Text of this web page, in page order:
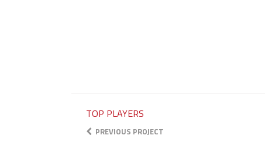
TOP PLAYERS
PREVIOUS PROJECT